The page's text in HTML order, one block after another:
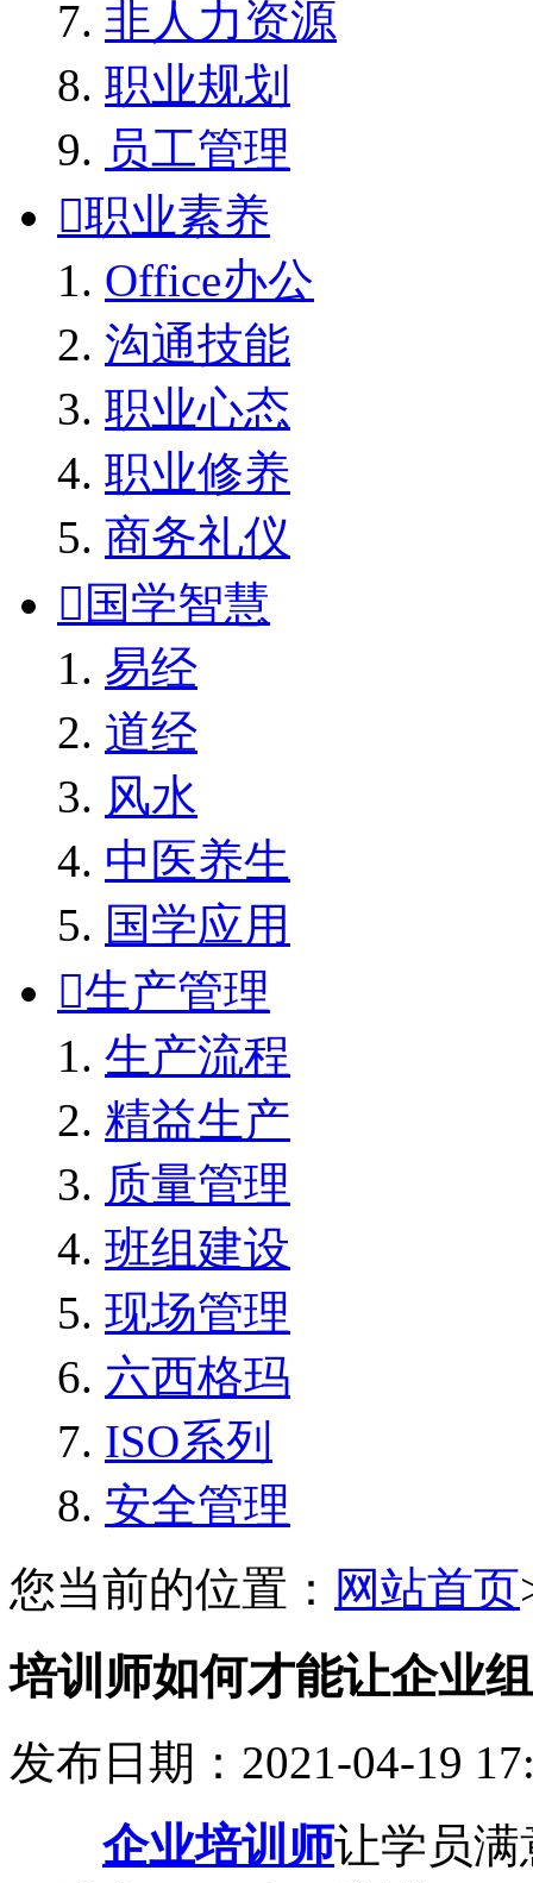
非人力资源
职业规划
员工管理
职业素养
Office办公
沟通技能
职业心态
职业修养
商务礼仪
国学智慧
易经
道经
风水
中医养生
国学应用
生产管理
生产流程
精益生产
质量管理
班组建设
现场管理
六西格玛
ISO系列
安全管理
您当前的位置： 网站首页
培训师如何才能让企业
发布日期：2021-04-19
企业培训师让学员